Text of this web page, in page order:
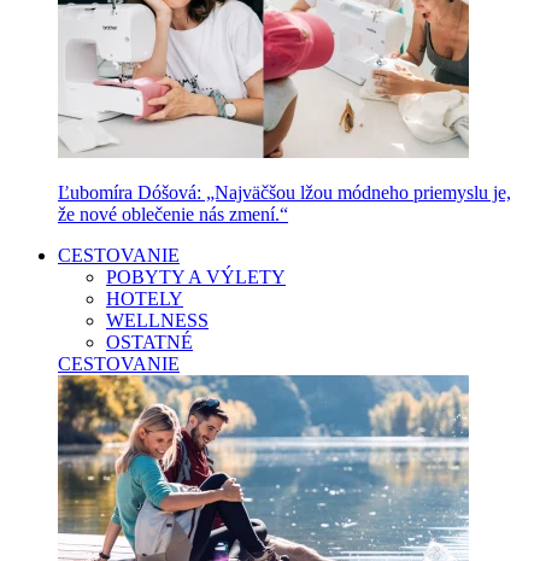
Ľubomíra Dóšová: „Najväčšou lžou módneho priemyslu je,
že nové oblečenie nás zmení.“
CESTOVANIE
POBYTY A VÝLETY
HOTELY
WELLNESS
OSTATNÉ
CESTOVANIE